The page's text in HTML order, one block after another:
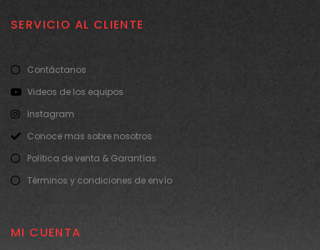
SERVICIO AL CLIENTE
Contáctanos
Videos de los equipos
Instagram
Conoce mas sobre nosotros
Política de venta & Garantías
Términos y condiciones de envío
MI CUENTA